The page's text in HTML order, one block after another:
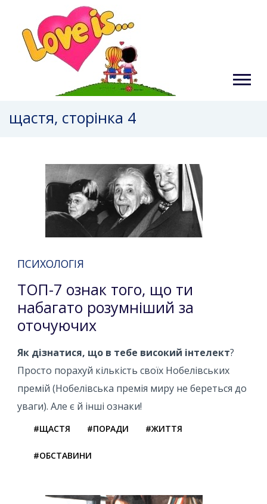
щастя, сторінка 4
ПСИХОЛОГІЯ
ТОП-7 ознак того, що ти
набагато розумніший за
оточуючих
Як дізнатися, що в тебе високий інтелект?
Просто порахуй кількість своїх Нобелівських
премій (Нобелівська премія миру не береться до
уваги). Але є й інші ознаки!
#ЩАСТЯ #ПОРАДИ #ЖИТТЯ
#ОБСТАВИНИ